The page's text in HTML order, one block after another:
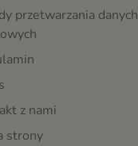
przetwarzania danych
z nami
strony